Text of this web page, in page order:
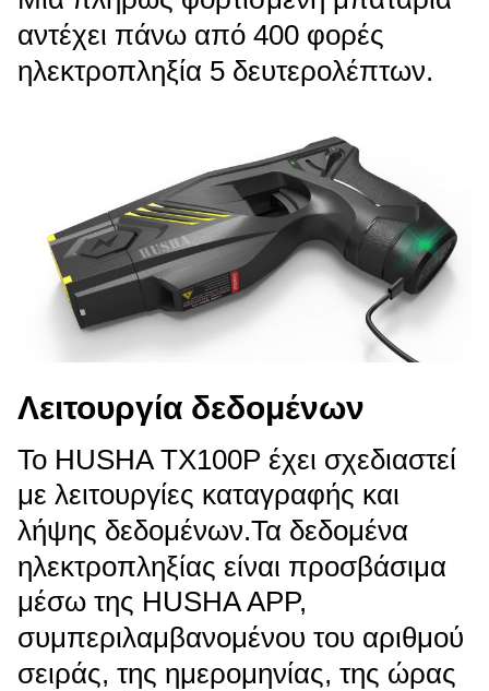
αντέχει πάνω από 400 φορές
ηλεκτροπληξία 5 δευτερολέπτων.
Λειτουργία δεδομένων
Το HUSHA TX100P έχει σχεδιαστεί
με λειτουργίες καταγραφής και
λήψης δεδομένων.Τα δεδομένα
ηλεκτροπληξίας είναι προσβάσιμα
μέσω της HUSHA APP,
συμπεριλαμβανομένου του αριθμού
σειράς, της ημερομηνίας, της ώρας